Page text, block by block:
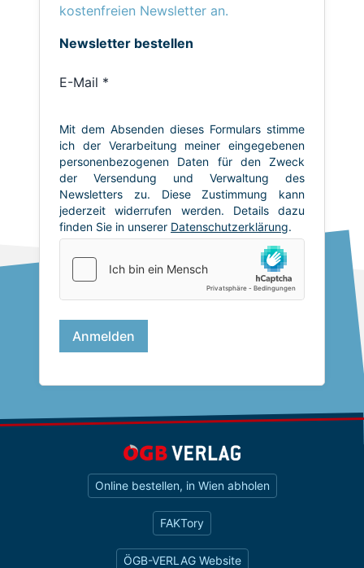
kostenfreien Newsletter an.
Online bestellen, in Wien abholen
FAKTory
ÖGB-VERLAG Website